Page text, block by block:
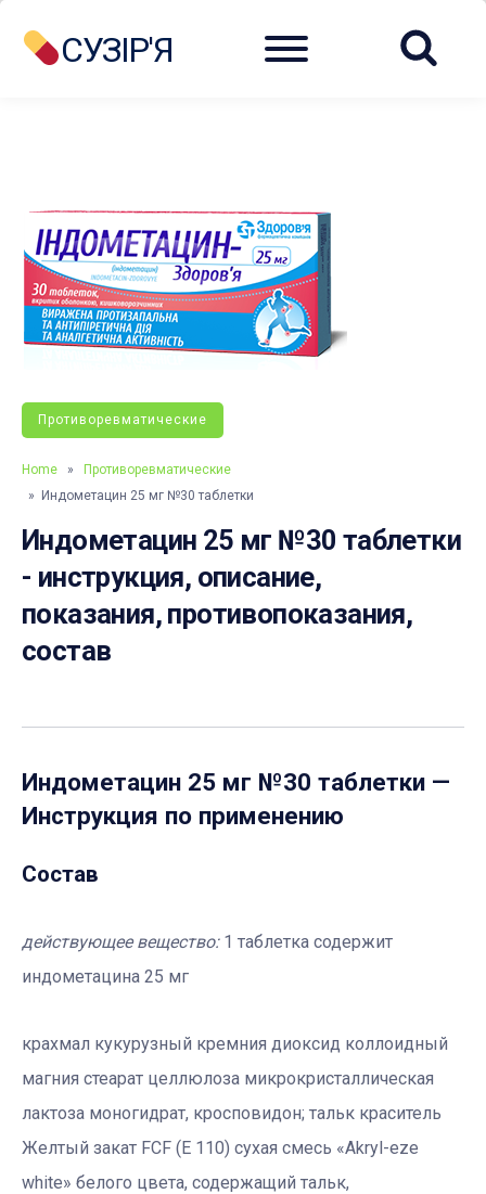
СУЗІР'Я Menu
Противоревматические
Home »
Противоревматические
» Индометацин 25 мг №30 таблетки
Индометацин 25 мг №30 таблетки
- инструкция, описание,
показания, противопоказания,
состав
Индометацин 25 мг №30 таблетки —
Инструкция по применению
Состав
действующее вещество:1 таблетка содержит
индометацина 25 мг
крахмал кукурузный кремния диоксид коллоидный
магния стеарат целлюлоза микрокристаллическая
лактоза моногидрат, кросповидон; тальк краситель
Желтый закат FCF (Е 110) сухая смесь «Akryl-eze
white» белого цвета, содержащий тальк,